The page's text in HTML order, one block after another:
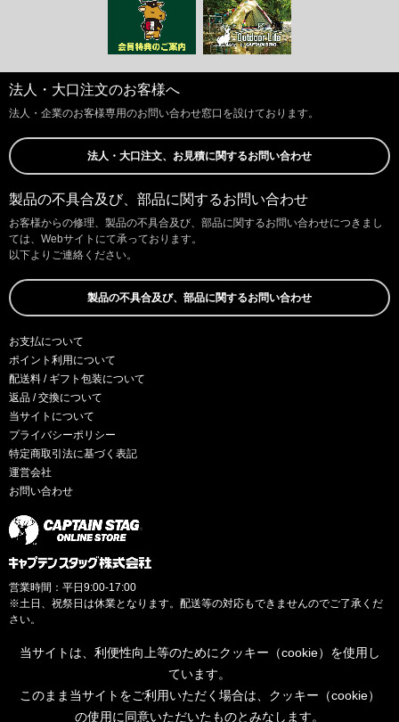
法人・大口注文のお客様へ
法人・企業のお客様専用のお問い合わせ窓口を設けております。
法人・大口注文、お見積に関するお問い合わせ
製品の不具合及び、部品に関するお問い合わせ
お客様からの修理、製品の不具合及び、部品に関するお問い合わせにつきまし
ては、Webサイトにて承っております。
以下よりご連絡ください。
製品の不具合及び、部品に関するお問い合わせ
お支払について
ポイント利用について
配送料 / ギフト包装について
返品 / 交換について
当サイトについて
プライバシーポリシー
特定商取引法に基づく表記
運営会社
お問い合わせ
営業時間：平日9:00-17:00
※土日、祝祭日は休業となります。配送等の対応もできませんのでご了承くだ
さい。
© CAPTAINSTAG Co.Ltd.
当サイトは、利便性向上等のためにクッキー（cookie）を使用し
ています。
このまま当サイトをご利用いただく場合は、クッキー（cookie）
の使用に同意いただいたものとみなします。